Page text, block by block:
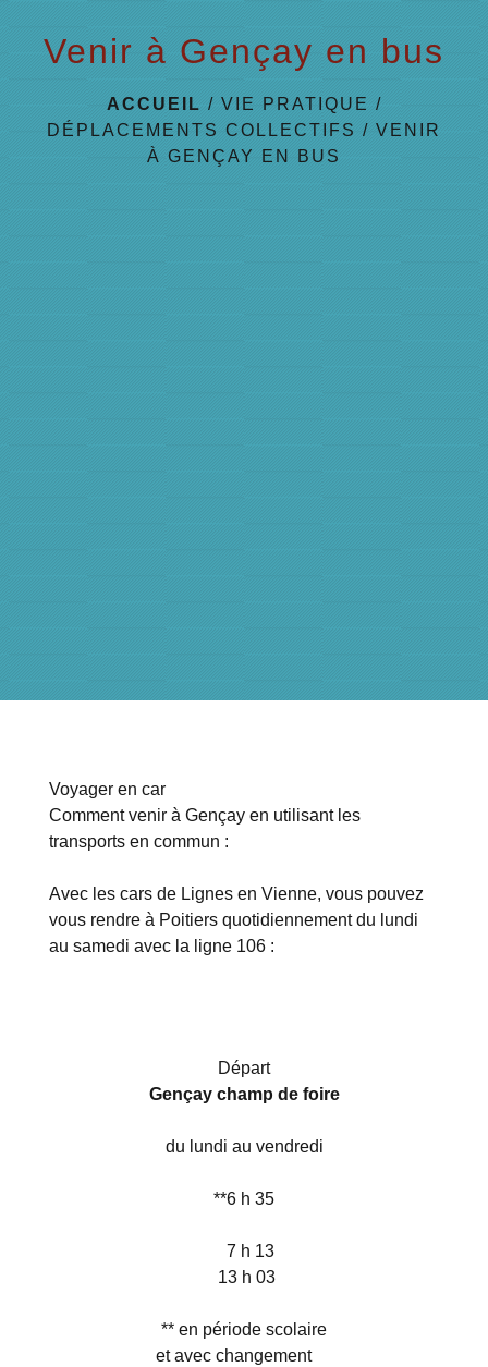
Venir à Gençay en bus
ACCUEIL / VIE PRATIQUE /
DÉPLACEMENTS COLLECTIFS / VENIR
À GENÇAY EN BUS
Voyager en car
Comment venir à Gençay en utilisant les
transports en commun :
Avec les cars de Lignes en Vienne, vous pouvez
vous rendre à Poitiers quotidiennement du lundi
au samedi avec la ligne 106 :
Départ
Gençay champ de foire
du lundi au vendredi
**6 h 35
7 h 13
13 h 03
** en période scolaire
et avec changement